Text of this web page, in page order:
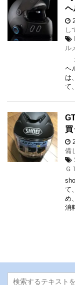
ヘ
し
ル
ヘ
は
て
買
備
Ｇ
て
め
消